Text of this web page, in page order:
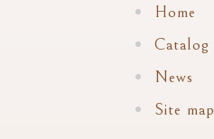
Home
Catalog
News
Site map